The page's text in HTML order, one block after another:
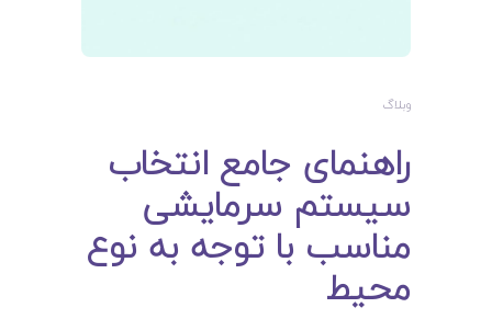
وبلاگ
راهنمای جامع انتخاب
سیستم سرمایشی
مناسب با توجه به نوع
محیط